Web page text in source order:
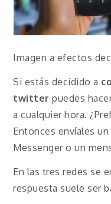
Imagen a efectos
Si estás decidido a
twitter puedes
a cualquier hora.
Entonces envíales
Messenger o un
En las tres redes se
respuesta suele ser